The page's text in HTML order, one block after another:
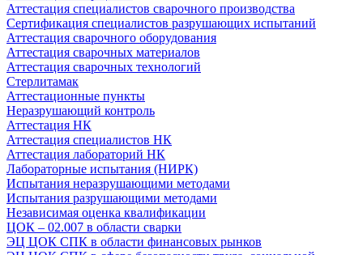
Аттестация специалистов сварочного производства
Сертификация специалистов разрушающих испытаний
Аттестация сварочного оборудования
Аттестация сварочных материалов
Аттестация сварочных технологий
Стерлитамак
Аттестационные пункты
Неразрушающий контроль
Аттестация НК
Аттестация специалистов НК
Аттестация лабораторий НК
Лабораторные испытания (НИРК)
Испытания неразрушающими методами
Испытания разрушающими методами
Независимая оценка квалификации
ЦОК – 02.007 в области сварки
ЭЦ ЦОК СПК в области финансовых рынков